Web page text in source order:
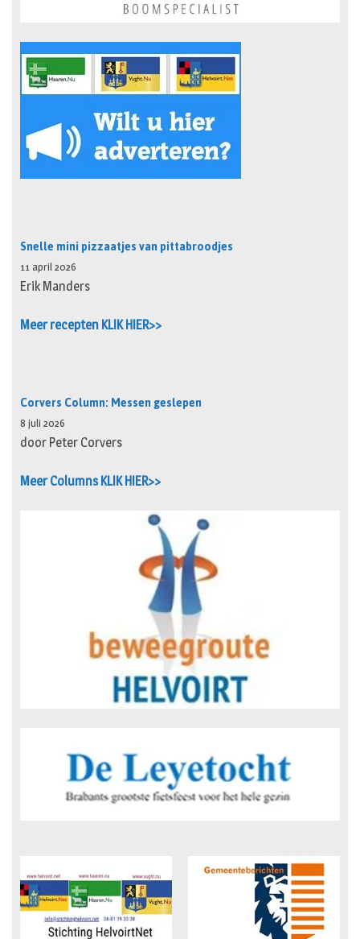
Snelle mini pizzaatjes van pittabroodjes
11 april 2026
Erik Manders
Meer recepten KLIK HIER>>
Corvers Column: Messen geslepen
8 juli 2026
door Peter Corvers
Meer Columns KLIK HIER>>